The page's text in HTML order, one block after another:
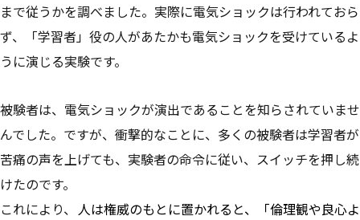
まで従うかを調べました。実際に電気ショックは行われておら
ず、「学習者」役の人があたかも電気ショックを受けているよ
うに演じる実験です。
被験者は、電気ショックが演出であることを知らされていませ
んでした。ですが、衝撃的なことに、多くの被験者は学習者が
苦痛の声を上げても、実験者の命令に従い、スイッチを押し続
けたのです。
これにより、 人は権威のもとに置かれると、「倫理観や良心よ